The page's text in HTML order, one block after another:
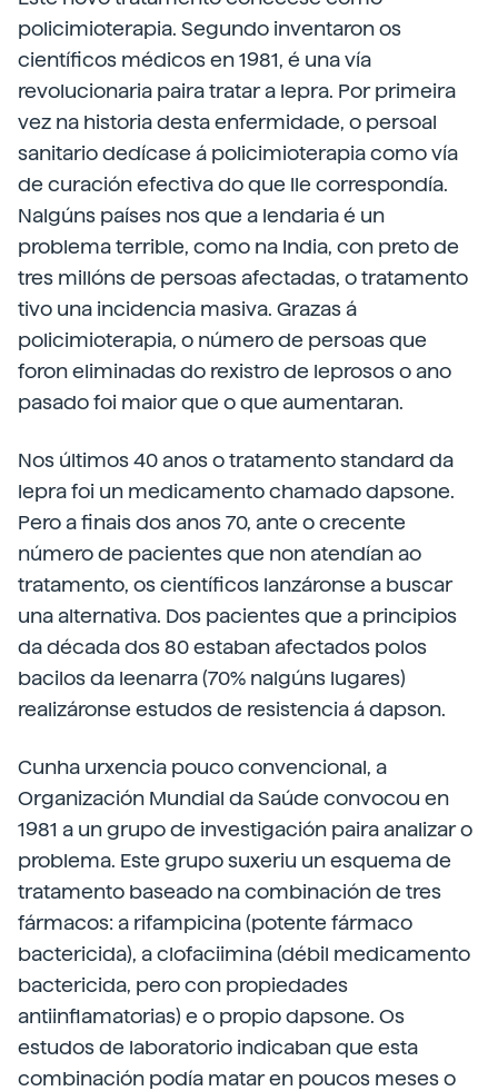
policimioterapia. Segundo inventaron os
científicos médicos en 1981, é una vía
revolucionaria paira tratar a lepra. Por primeira
vez na historia desta enfermidade, o persoal
sanitario dedícase á policimioterapia como vía
de curación efectiva do que lle correspondía.
Nalgúns países nos que a lendaria é un
problema terrible, como na India, con preto de
tres millóns de persoas afectadas, o tratamento
tivo una incidencia masiva. Grazas á
policimioterapia, o número de persoas que
foron eliminadas do rexistro de leprosos o ano
pasado foi maior que o que aumentaran.
Nos últimos 40 anos o tratamento standard da
lepra foi un medicamento chamado dapsone.
Pero a finais dos anos 70, ante o crecente
número de pacientes que non atendían ao
tratamento, os científicos lanzáronse a buscar
una alternativa. Dos pacientes que a principios
da década dos 80 estaban afectados polos
bacilos da leenarra (70% nalgúns lugares)
realizáronse estudos de resistencia á dapson.
Cunha urxencia pouco convencional, a
Organización Mundial da Saúde convocou en
1981 a un grupo de investigación paira analizar o
problema. Este grupo suxeriu un esquema de
tratamento baseado na combinación de tres
fármacos: a rifampicina (potente fármaco
bactericida), a clofaciimina (débil medicamento
bactericida, pero con propiedades
antiinflamatorias) e o propio dapsone. Os
estudos de laboratorio indicaban que esta
combinación podía matar en poucos meses o